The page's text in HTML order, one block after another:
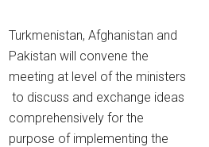
Turkmenistan, Afghanistan and
Pakistan will convene the
meeting at level of the ministers
to discuss and exchange ideas
comprehensively for the
purpose of implementing the